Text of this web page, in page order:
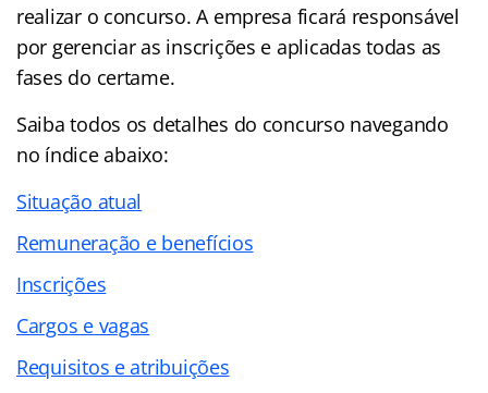
realizar o concurso. A empresa ficará responsável
por gerenciar as inscrições e aplicadas todas as
fases do certame.
Saiba todos os detalhes do concurso navegando
no índice abaixo:
Situação atual
Remuneração e benefícios
Inscrições
Cargos e vagas
Requisitos e atribuições